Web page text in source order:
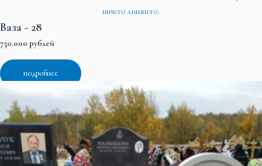
Ваза - 28
750.000 рублей
подробнее